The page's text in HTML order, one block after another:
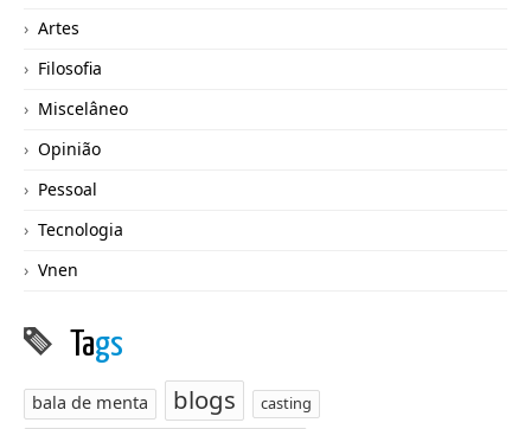
Artes
Filosofia
Miscelâneo
Opinião
Pessoal
Tecnologia
Vnen
Tags
bala de menta blogs casting